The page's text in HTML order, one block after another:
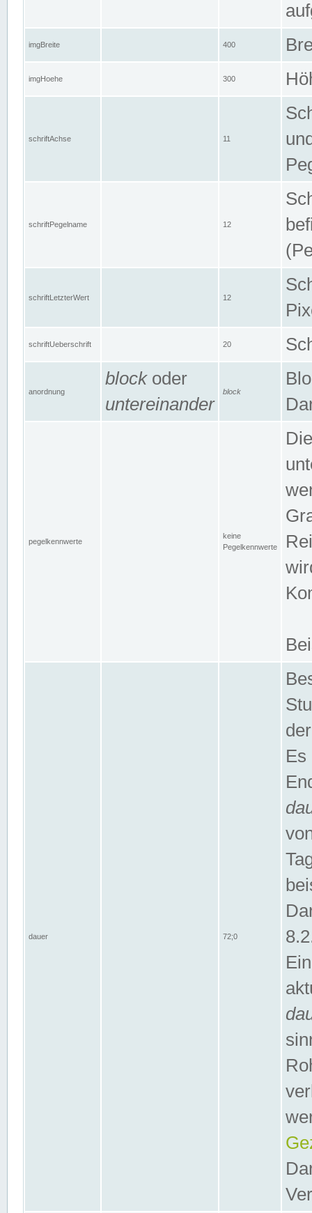
imgBreite 400
imgHoehe 300
schriftAchse 11
schriftPegelname 12
schriftLetzterWert 12
schriftUeberschrift 20
anordnung
blockoder
untereinander
block
pegelkennwerte
keine
Pegelkennwerte
dauer 72;0
Es